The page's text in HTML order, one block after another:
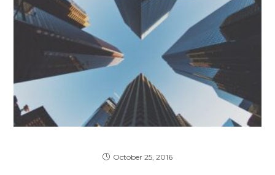
October 25, 2016